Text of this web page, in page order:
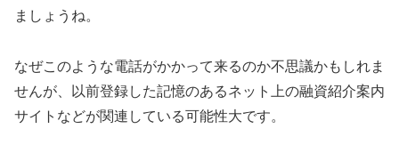
ましょうね。
なぜこのような電話がかかって来るのか不思議かもしれま
せんが、以前登録した記憶のあるネット上の融資紹介案内
サイトなどが関連している可能性大です。